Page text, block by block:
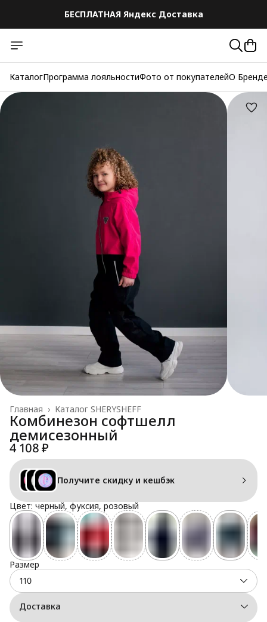
БЕСПЛАТНАЯ Яндекс Доставка
КаталогПрограмма лояльностиФото от покупателейО
Каталог SHERYSHEFF
Главная ›
Комбинезон софтшелл
демисезонный
4 108 ₽
Получите скидку и кешбэк
Цвет: черный, фуксия, розовый
Размер
110
Доставка